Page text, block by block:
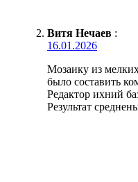
Витя Нечаев :
16.01.2026
Мозаику из
было составить
Редактор ихний
Результат